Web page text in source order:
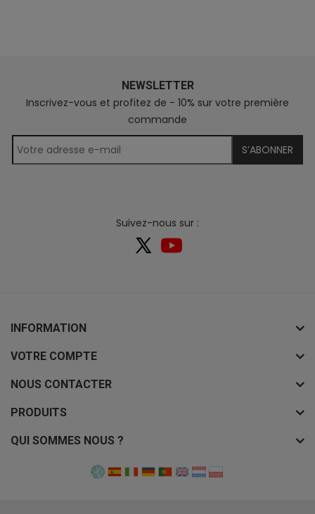
NEWSLETTER
Inscrivez-vous et profitez de - 10% sur votre première
commande
S’ABONNER
Suivez-nous sur :
INFORMATION
VOTRE COMPTE
NOUS CONTACTER
PRODUITS
QUI SOMMES NOUS ?